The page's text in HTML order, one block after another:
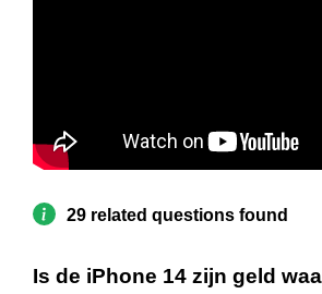
29 related questions found
Is de iPhone 14 zijn geld